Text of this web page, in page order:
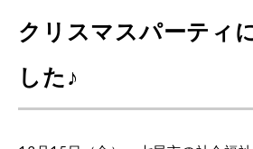
クリスマスパーティ
した♪